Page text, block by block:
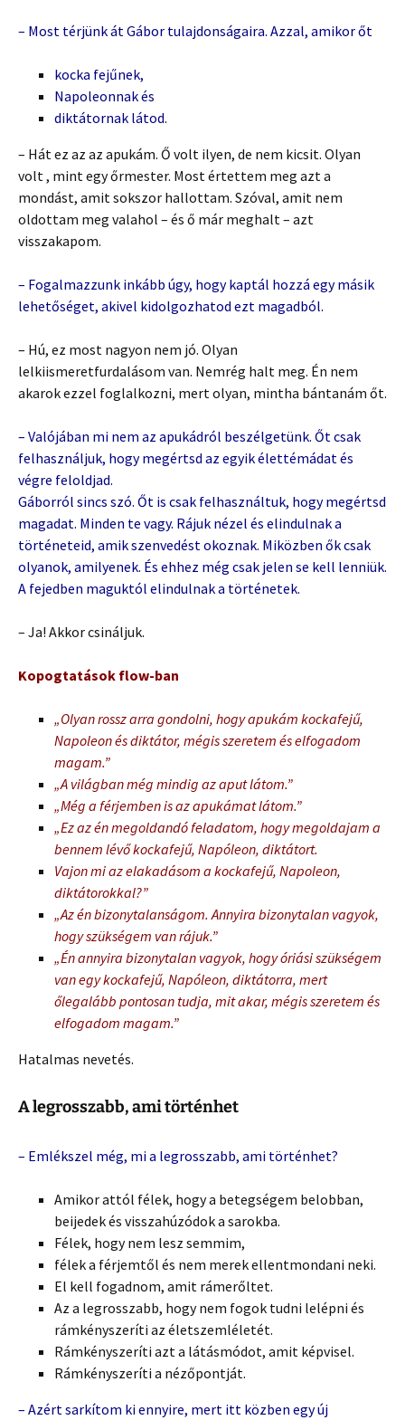
– Most térjünk át Gábor tulajdonságaira. Azzal, amikor őt
kocka fejűnek,
Napoleonnak és
diktátornak látod.
– Hát ez az az apukám. Ő volt ilyen, de nem kicsit. Olyan
volt , mint egy őrmester. Most értettem meg azt a
mondást, amit sokszor hallottam. Szóval, amit nem
oldottam meg valahol – és ő már meghalt – azt
visszakapom.
– Fogalmazzunk inkább úgy, hogy kaptál hozzá egy másik
lehetőséget, akivel kidolgozhatod ezt magadból.
– Hú, ez most nagyon nem jó. Olyan
lelkiismeretfurdalásom van. Nemrég halt meg. Én nem
akarok ezzel foglalkozni, mert olyan, mintha bántanám őt.
– Valójában mi nem az apukádról beszélgetünk. Őt csak
felhasználjuk, hogy megértsd az egyik élettémádat és
végre feloldjad.
Gáborról sincs szó. Őt is csak felhasználtuk, hogy megértsd
magadat. Minden te vagy. Rájuk nézel és elindulnak a
történeteid, amik szenvedést okoznak. Miközben ők csak
olyanok, amilyenek. És ehhez még csak jelen se kell lenniük.
A fejedben maguktól elindulnak a történetek.
– Ja! Akkor csináljuk.
Kopogtatások flow-ban
„Olyan rossz arra gondolni, hogy apukám kockafejű,
Napoleon és diktátor, mégis szeretem és elfogadom
magam.”
„A világban még mindig az aput látom.”
„Még a férjemben is az apukámat látom.”
„Ez az én megoldandó feladatom, hogy megoldajam a
bennem lévő kockafejű, Napóleon, diktátort.
Vajon mi az elakadásom a kockafejű, Napoleon,
diktátorokkal?”
„Az én bizonytalanságom. Annyira bizonytalan vagyok,
hogy szükségem van rájuk.”
„Én annyira bizonytalan vagyok, hogy óriási szükségem
van egy kockafejű, Napóleon, diktátorra, mert
őlegalább pontosan tudja, mit akar, mégis szeretem és
elfogadom magam.”
Hatalmas nevetés.
A legrosszabb, ami történhet
– Emlékszel még, mi a legrosszabb, ami történhet?
Amikor attól félek, hogy a betegségem belobban,
beijedek és visszahúzódok a sarokba.
Félek, hogy nem lesz semmim,
félek a férjemtől és nem merek ellentmondani neki.
El kell fogadnom, amit rámerőltet.
Az a legrosszabb, hogy nem fogok tudni lelépni és
rámkényszeríti az életszemléletét.
Rámkényszeríti azt a látásmódot, amit képvisel.
Rámkényszeríti a nézőpontját.
– Azért sarkítom ki ennyire, mert itt közben egy új